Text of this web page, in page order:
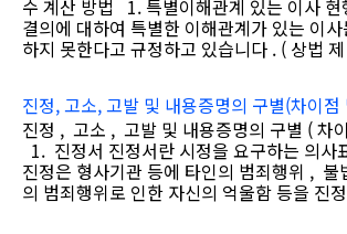
수 계산 방법 1. 특별이해관계 있는 이사 현
결의에 대하여 특별한 이해관계가 있는 이
하지 못한다고 규정하고 있습니다 . ( 상법
진정, 고소, 고발 및 내용증명의 구별(차이점
진정 , 고소 , 고발 및 내용증명의 구별 ( 차
1. 진정서 진정서란 시정을 요구하는 의사
진정은 형사기관 등에 타인의 범죄행위 , 불
의 범죄행위로 인한 자신의 억울함 등을 진